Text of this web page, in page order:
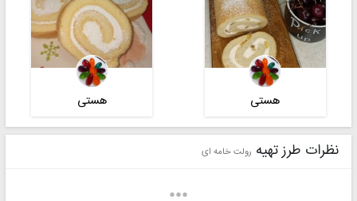
هستی هستی
نظرات طرز تهیه رولت خامه ای